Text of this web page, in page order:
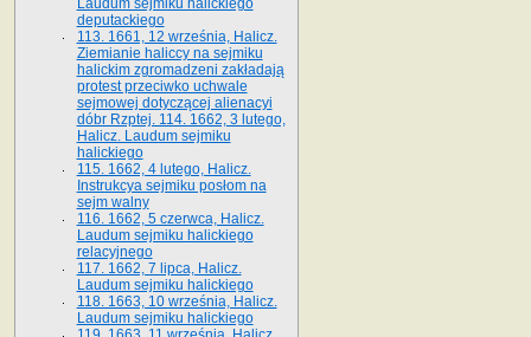
Laudum sejmiku halickiego
deputackiego
113. 1661, 12 września, Halicz.
Ziemianie haliccy na sejmiku
halickim zgromadzeni zakładają
protest przeciwko uchwale
sejmowej dotyczącej alienacyi
dóbr Rzptej. 114. 1662, 3 lutego,
Halicz. Laudum sejmiku
halickiego
115. 1662, 4 lutego, Halicz.
Instrukcya sejmiku posłom na
sejm walny
116. 1662, 5 czerwca, Halicz.
Laudum sejmiku halickiego
relacyjnego
117. 1662, 7 lipca, Halicz.
Laudum sejmiku halickiego
118. 1663, 10 września, Halicz.
Laudum sejmiku halickiego